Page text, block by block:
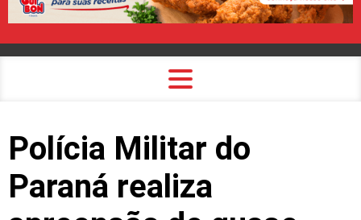
Polícia Militar do
Paraná realiza